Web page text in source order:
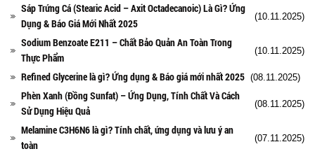
Sáp Trứng Cá (Stearic Acid – Axit Octadecanoic) Là Gì? Ứng
Dụng & Báo Giá Mới Nhất 2025
(10.11.2025)
Sodium Benzoate E211 – Chất Bảo Quản An Toàn Trong
Thực Phẩm
(10.11.2025)
Refined Glycerine là gì? Ứng dụng & Báo giá mới nhất 2025 (08.11.2025)
Phèn Xanh (Đồng Sunfat) – Ứng Dụng, Tính Chất Và Cách
Sử Dụng Hiệu Quả
(08.11.2025)
Melamine C3H6N6 là gì? Tính chất, ứng dụng và lưu ý an
toàn
(07.11.2025)